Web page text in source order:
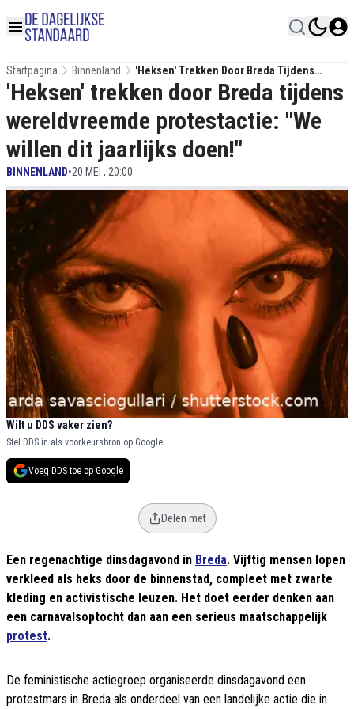
Startpagina Binnenland
'Heksen' Trekken Door Breda Tijdens
Wereldvreemde Protestactie: "We Willen Dit
Jaarlijks Doen!"
'Heksen' trekken door Breda tijdens
wereldvreemde protestactie: "We
willen dit jaarlijks doen!"
BINNENLAND•20 MEI , 20:00
Wilt u DDS vaker zien?
Stel DDS in als voorkeursbron op Google.
Voeg DDS toe op Google
Delen met
Een regenachtige dinsdagavond in Breda. Vijftig mensen lopen
verkleed als heks door de binnenstad, compleet met zwarte
kleding en activistische leuzen. Het doet eerder denken aan
een carnavalsoptocht dan aan een serieus maatschappelijk
protest.
De feministische actiegroep organiseerde dinsdagavond een
protestmars in Breda als onderdeel van een landelijke actie die in